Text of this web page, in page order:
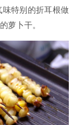
特别的折耳根做
萝卜干。